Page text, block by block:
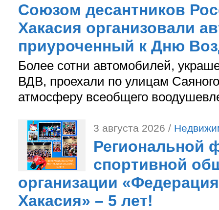
Союзом десантников
Хакасия организовали
приуроченный к Дню
Более сотни автомобилей,
ВДВ, проехали по улицам
атмосферу всеобщего
3 августа 2026 /
Региональной
спортивной
организации
Хакасия» – 5 лет!